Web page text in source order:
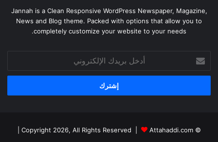
Jannah is a Clean Responsive WordPress Newspaper, Magazine,
News and Blog theme. Packed with options that allow you to
completely customize your website to your needs.
بريدك
الإلكتروني
© Copyright 2026, All Rights Reserved |
Attahaddi.com